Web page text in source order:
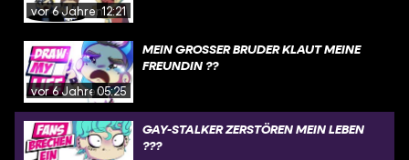
vor 6 Jahren12:21
vor 6 Jahren05:25
MEIN GROSSER BRUDER KLAUT MEINE F
REUNDIN ??
GAY-STALKER ZERSTÖREN MEIN LEBEN
?️‍??️